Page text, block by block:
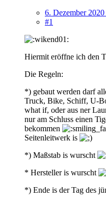
6. Dezember
#1
Hiermit eröffne ich den
Die Regeln:
*) gebaut werden darf
Truck, Bike, Schiff, U-
what if, oder aus ner
nur am Schluss einen
bekommen
Seitenleitwerk is
*) Maßstab is wurscht
* Hersteller is wurscht
*) Ende is der Tag des